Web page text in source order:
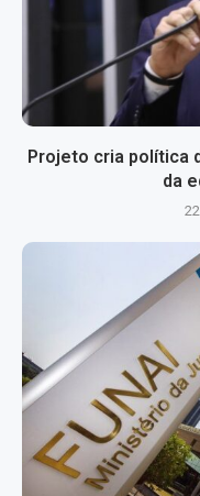
Projeto cria política
da